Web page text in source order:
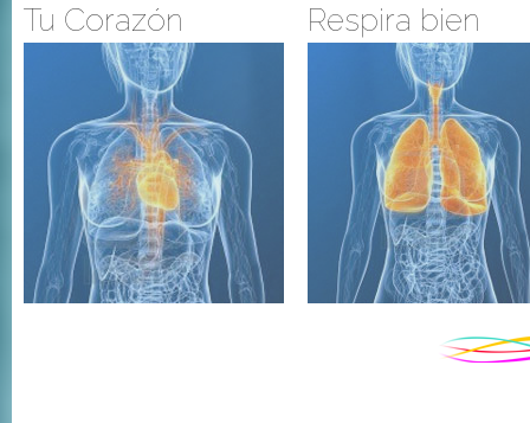
Tu Corazón Respira bien